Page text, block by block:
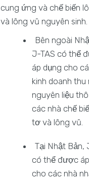
cung ứng và chế biến
và lông vũ nguyên sinh.
Bên ngoài
J-TAS có thể
áp dụng cho
kinh doanh thu
nguyên liệu
các nhà chế
tơ và lông vũ.
Tại Nhật Bản,
có thể được
cho các nhà